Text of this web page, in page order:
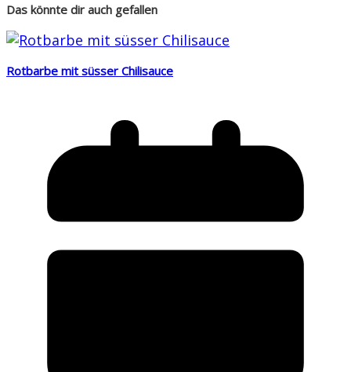
Das könnte dir auch gefallen
Rotbarbe mit süsser Chilisauce